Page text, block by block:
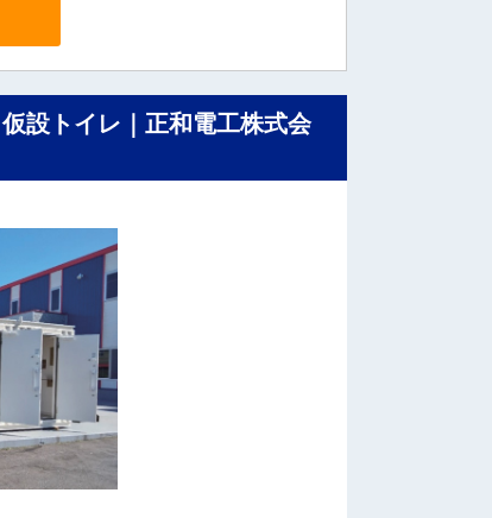
設トイレ｜正和電工株式会